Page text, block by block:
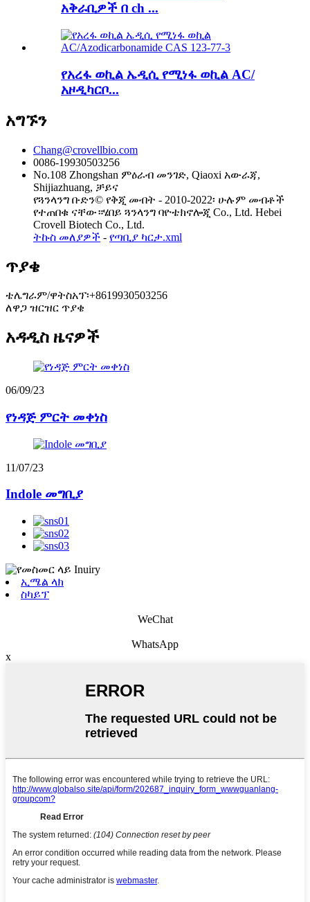
አቅራቢዎች በ ch ...
የአረፋ ወኪል ኤዲሲ የሚነፋ ወኪል AC/
አዞዲካርቦ...
አግኙን
Chang@crovellbio.com
0086-19930503256
No.108 Zhongshan ምዕራብ መንገድ, Qiaoxi አውራጃ,
Shijiazhuang, ቻይና
የጓንላንግ ቡድን© የቅጂ መብት - 2010-2022፡ ሁሉም መብቶች
የተጠበቁ ናቸው።ሄበይ ጓንላንግ ባዮቴክኖሎጂ Co., Ltd. Hebei
Crovell Biotech Co., Ltd.
ትኩስ መለያዎች - የጣቢያ ካርታ.xml
ጥያቄ
ቴሌግራም/ዋትስአፕ፡+8619930503256
ለዋጋ ዝርዝር ጥያቄ
አዳዲስ ዜናዎች
06/09/23
የነዳጅ ምርት መቀነስ
11/07/23
Indole መግቢያ
ኢሜል ላክ
ስካይፕ
WeChat
WhatsApp
x